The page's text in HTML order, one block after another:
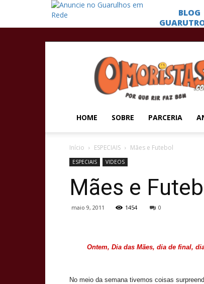
Omoristas
HOME SOBRE PARCERIA
Início ESPECIAIS Mães e Futebol
ESPECIAIS VIDEOS
Mães e
maio 9, 2011 1454 0
Ontem, Dia das Mães, dia de final,
No meio da semana tivemos coisas